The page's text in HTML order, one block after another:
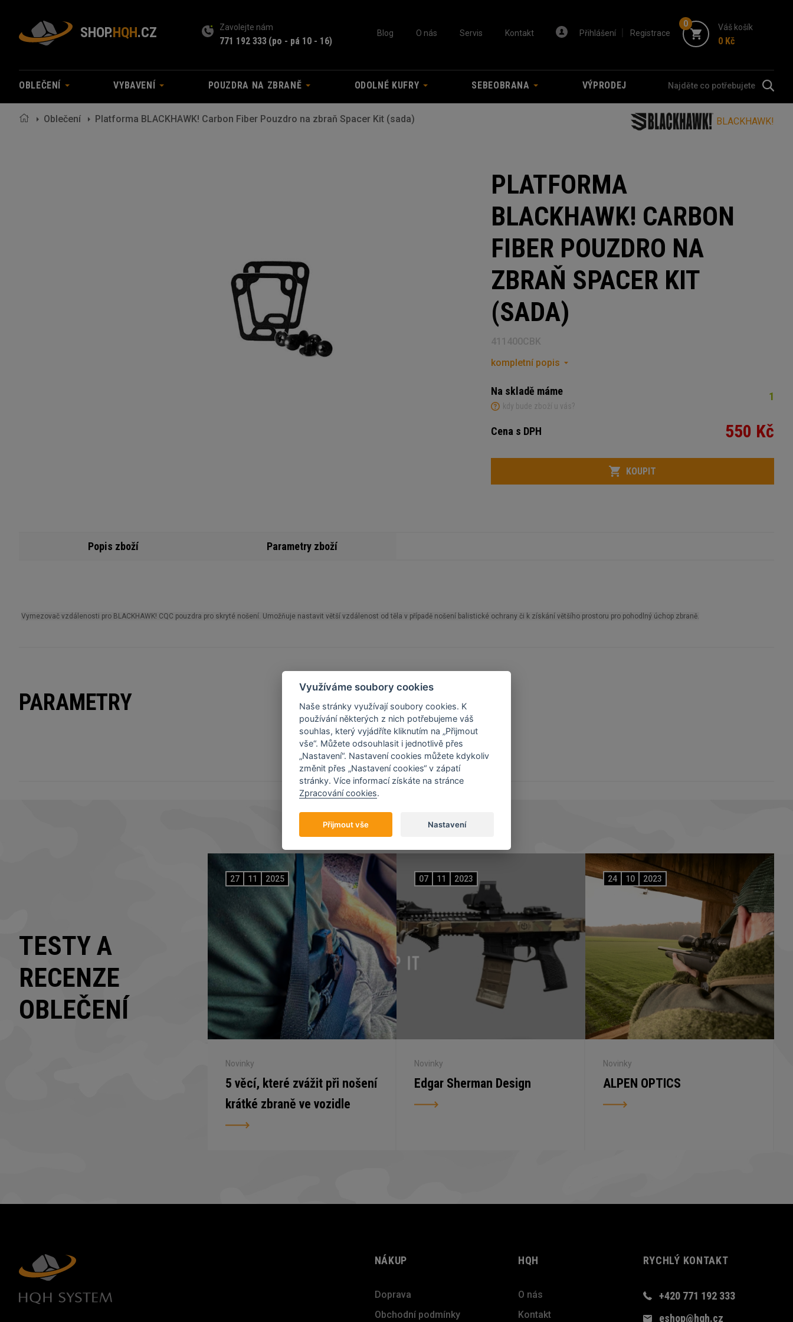
SHOP.HQH.CZ Zavolejte nám
771 192 333 (po - pá 10 - 16)
Blog O nás Servis Kontakt Přihlášení Registrace
0 Váš košík
0 Kč
OBLEČENÍ VYBAVENÍ POUZDRA NA ZBRANĚ ODOLNÉ KUFRY SEBEOBRANA VÝPRODEJ
Oblečení Platforma BLACKHAWK! Carbon Fiber Pouzdro na zbraň Spacer Kit (sada) BLACKHAWK!
PLATFORMA
BLACKHAWK! CARBON
FIBER POUZDRO NA
ZBRAŇ SPACER KIT
(SADA)
411400CBK
kompletní popis
Na skladě máme
kdy bude zboží u vás?
1
Cena s DPH 550 Kč
Počet
KOUPIT
Popis zboží Parametry zboží
Vymezovač vzdálenosti pro BLACKHAWK! CQC pouzdra pro skryté nošení. Umožňuje nastavit větší vzdálenost od těla v případě nošení balistické ochrany či k získání většího prostoru pro pohodlný úchop zbraně.
PARAMETRY
TESTY A
RECENZE
OBLEČENÍ
27 11 2025
Novinky
5 věcí, které zvážit při nošení
krátké zbraně ve vozidle
07 11 2023
Novinky
Edgar Sherman Design
24 10 2023
Novinky
ALPEN OPTICS
NÁKUP
Doprava
Obchodní podmínky
HQH
O nás
Kontakt
RYCHLÝ KONTAKT
+420 771 192 333
eshop@hqh.cz
Využíváme soubory cookies
Naše stránky využívají soubory cookies. K
používání některých z nich potřebujeme váš
souhlas, který vyjádříte kliknutím na „Přijmout
vše“. Můžete odsouhlasit i jednotlivě přes
„Nastavení“. Nastavení cookies můžete kdykoliv
změnit přes „Nastavení cookies“ v zápatí
stránky. Více informací získáte na stránce
Zpracování cookies.
Přijmout vše Nastavení